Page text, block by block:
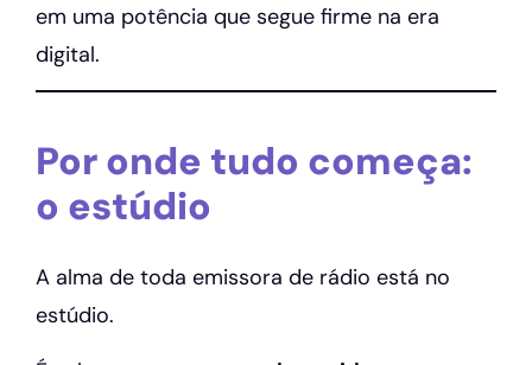
em uma potência que segue firme na era
digital.
Por onde tudo começa:
o estúdio
A alma de toda emissora de rádio está no
estúdio.